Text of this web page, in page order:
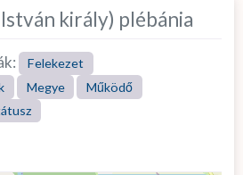
király) plébánia
Felekezet
Megye
Működő